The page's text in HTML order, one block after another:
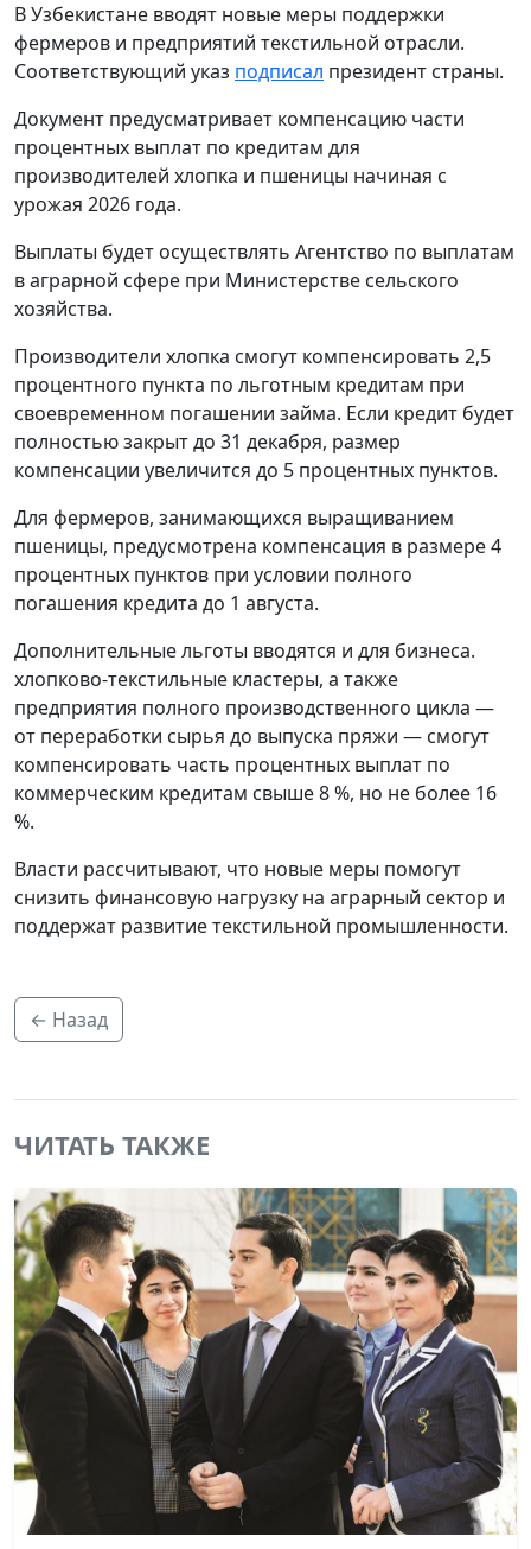
В Узбекистане вводят новые меры поддержки
фермеров и предприятий текстильной отрасли.
Соответствующий указ подписал президент страны.
Документ предусматривает компенсацию части
процентных выплат по кредитам для
производителей хлопка и пшеницы начиная с
урожая 2026 года.
Выплаты будет осуществлять Агентство по выплатам
в аграрной сфере при Министерстве сельского
хозяйства.
Производители хлопка смогут компенсировать 2,5
процентного пункта по льготным кредитам при
своевременном погашении займа. Если кредит будет
полностью закрыт до 31 декабря, размер
компенсации увеличится до 5 процентных пунктов.
Для фермеров, занимающихся выращиванием
пшеницы, предусмотрена компенсация в размере 4
процентных пунктов при условии полного
погашения кредита до 1 августа.
Дополнительные льготы вводятся и для бизнеса.
хлопково-текстильные кластеры, а также
предприятия полного производственного цикла —
от переработки сырья до выпуска пряжи — смогут
компенсировать часть процентных выплат по
коммерческим кредитам свыше 8 %, но не более 16
%.
Власти рассчитывают, что новые меры помогут
снизить финансовую нагрузку на аграрный сектор и
поддержат развитие текстильной промышленности.
← Назад
ЧИТАТЬ ТАКЖЕ